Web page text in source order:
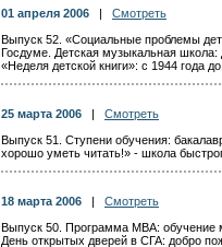
01 апреля 2006
Смотреть
Выпуск 52. «Социальные проблемы
Госдуме. Детская музыкальная
«Неделя детской книги»: с 1944 года
25 марта 2006
Смотреть
Выпуск 51. Ступени обучения:
хорошо уметь читать!» - школа
18 марта 2006
Смотреть
Выпуск 50. Программа МВА: обучение
День открытых дверей в СГА: добро